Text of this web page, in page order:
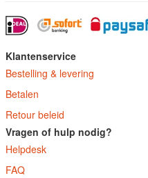
Klantenservice
Bestelling & levering
Betalen
Retour beleid
Vragen of hulp nodig?
Helpdesk
FAQ